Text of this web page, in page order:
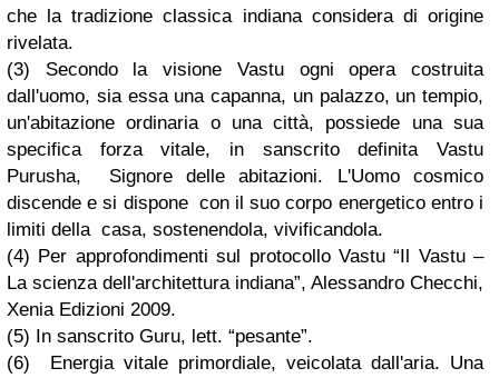
che la tradizione classica indiana considera di origine
rivelata.
(3) Secondo la visione Vastu ogni opera costruita
dall'uomo, sia essa una capanna, un palazzo, un tempio,
un'abitazione ordinaria o una città, possiede una sua
specifica forza vitale, in sanscrito definita Vastu
Purusha, Signore delle abitazioni. L'Uomo cosmico
discende e si dispone con il suo corpo energetico entro i
limiti della casa, sostenendola, vivificandola.
(4) Per approfondimenti sul protocollo Vastu “Il Vastu –
La scienza dell'architettura indiana”, Alessandro Checchi,
Xenia Edizioni 2009.
(5) In sanscrito Guru, lett. “pesante”.
(6) Energia vitale primordiale, veicolata dall'aria. Una